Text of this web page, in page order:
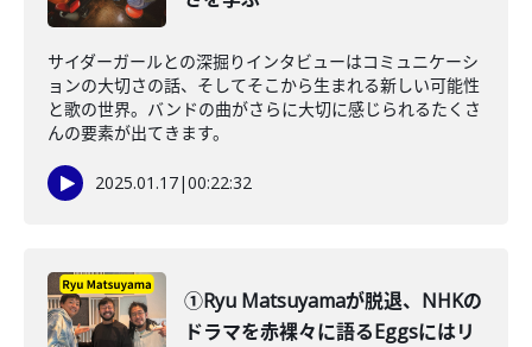
サイダーガールとの深掘りインタビューはコミュニケーシ
ョンの大切さの話、そしてそこから生まれる新しい可能性
と歌の世界。バンドの曲がさらに大切に感じられるたくさ
んの要素が出てきます。
2025.01.17|00:22:32
①Ryu Matsuyamaが脱退、NHKの
ドラマを赤裸々に語るEggsにはリ